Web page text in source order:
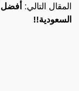
المقال التالي:
أفضل
السعودية!!